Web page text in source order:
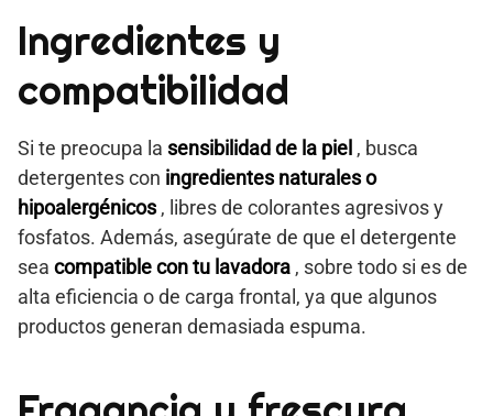
Ingredientes y
compatibilidad
Si te preocupa la sensibilidad de la piel , busca
detergentes con ingredientes naturales o
hipoalergénicos, libres de colorantes agresivos y
fosfatos. Además, asegúrate de que el detergente
sea compatible con tu lavadora , sobre todo si es de
alta eficiencia o de carga frontal, ya que algunos
productos generan demasiada espuma.